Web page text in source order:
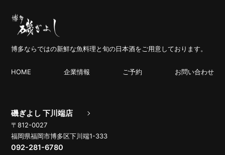
博多ならではの新鮮な魚料理と旬の日本酒をご用意しております。
HOME 企業情報 ご予約 お問い合わせ
磯ぎよし 下川端店
〒812-0027
福岡県福岡市博多区下川端1-333
092-281-6780